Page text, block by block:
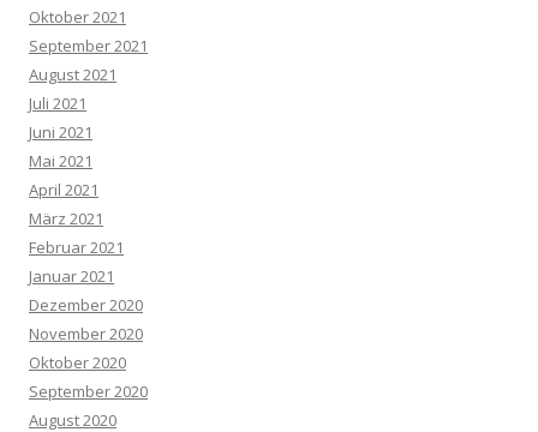
Oktober 2021
September 2021
August 2021
Juli 2021
Juni 2021
Mai 2021
April 2021
März 2021
Februar 2021
Januar 2021
Dezember 2020
November 2020
Oktober 2020
September 2020
August 2020